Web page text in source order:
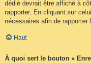
dédié devrait être affiché à
rapporter. En cliquant sur
nécessaires afin de rapporter
Haut
À quoi sert le bouton «